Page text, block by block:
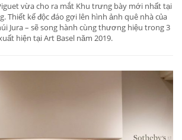
vừa cho ra mắt Khu trưng bày mới nhất tại
Thiết kế độc đáo gợi lên hình ảnh quê nhà của
Jura – sẽ song hành cùng thương hiệu trong 3
hiện tại Art Basel năm 2019.